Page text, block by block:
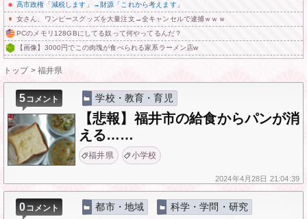
高市政権「減税します」→財源「これから考えます」
女さん、ワンピースグッズを大量注文→全キャンセルで逮捕ｗｗｗ
PCのメモリ128GBにしてる奴って何やってるんだ？
【画像】3000円でこの肉塊が食べられる家系ラーメン店w
トップ> 福井県
5コメント 学校・教育・育児
【悲報】福井市の給食からパンが消
える……
福井県 小学校
2024年4月28日 21:04:39
0コメント 都市・地域 科学・学問・研究